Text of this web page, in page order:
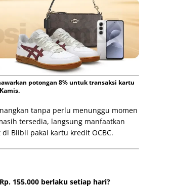
potongan 8% untuk transaksi kartu
tanpa perlu menunggu momen
tersedia, langsung manfaatkan
Blibli pakai kartu kredit OCBC.
155.000 berlaku setiap hari?